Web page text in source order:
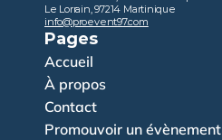
Le Lorrain, 97214 Martinique
info@proevent97.com
Pages
Accueil
À propos
Contact
Promouvoir un évènement